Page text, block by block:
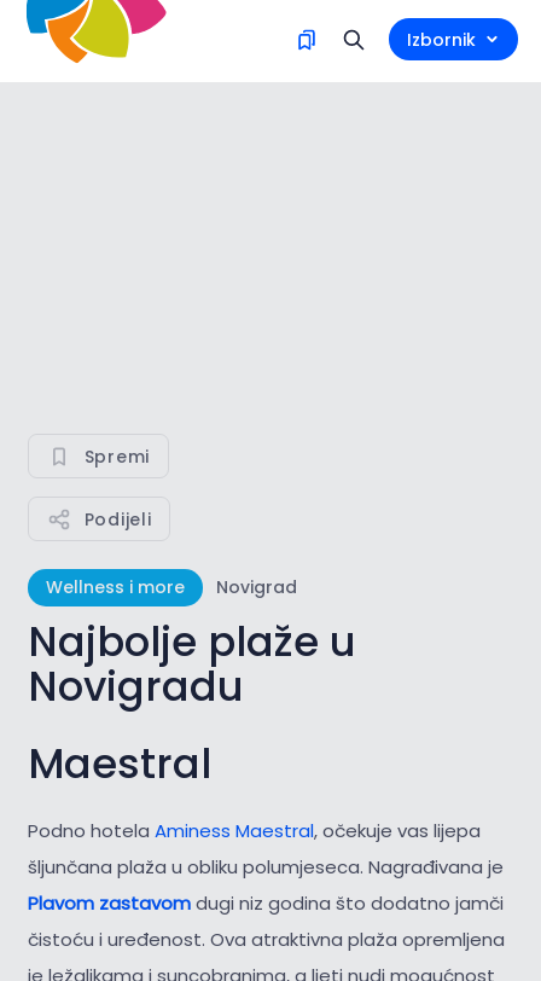
Izbornik
Spremi
Podijeli
Wellness i more Novigrad
Najbolje plaže u
Novigradu
Maestral
Podno hotela Aminess Maestral, očekuje vas lijepa
šljunčana plaža u obliku polumjeseca. Nagrađivana je
Plavom zastavomdugi niz godina što dodatno jamči
čistoću i uređenost. Ova atraktivna plaža opremljena
je ležaljkama i suncobranima, a ljeti nudi mogućnost